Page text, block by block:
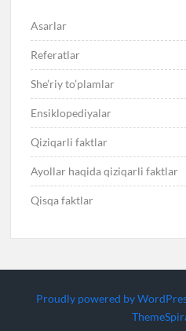
Asarlar
Referatlar
She’riy to’plamlar
Ensiklopediyalar
Qiziqarli faktlar
Ayollar haqida qiziqarli faktlar
Qisqa faktlar
Proudly powered by